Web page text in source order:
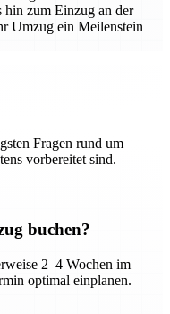
hin zum Einzug an der
Umzug ein Meilenstein
Fragen rund um
vorbereitet sind.
buchen?
2–4 Wochen im
optimal einplanen.